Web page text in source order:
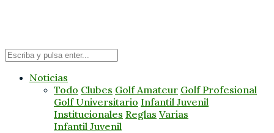
Noticias
Todo Clubes Golf Amateur Golf Profesional
Golf Universitario Infantil Juvenil
Institucionales Reglas Varias
Infantil Juvenil